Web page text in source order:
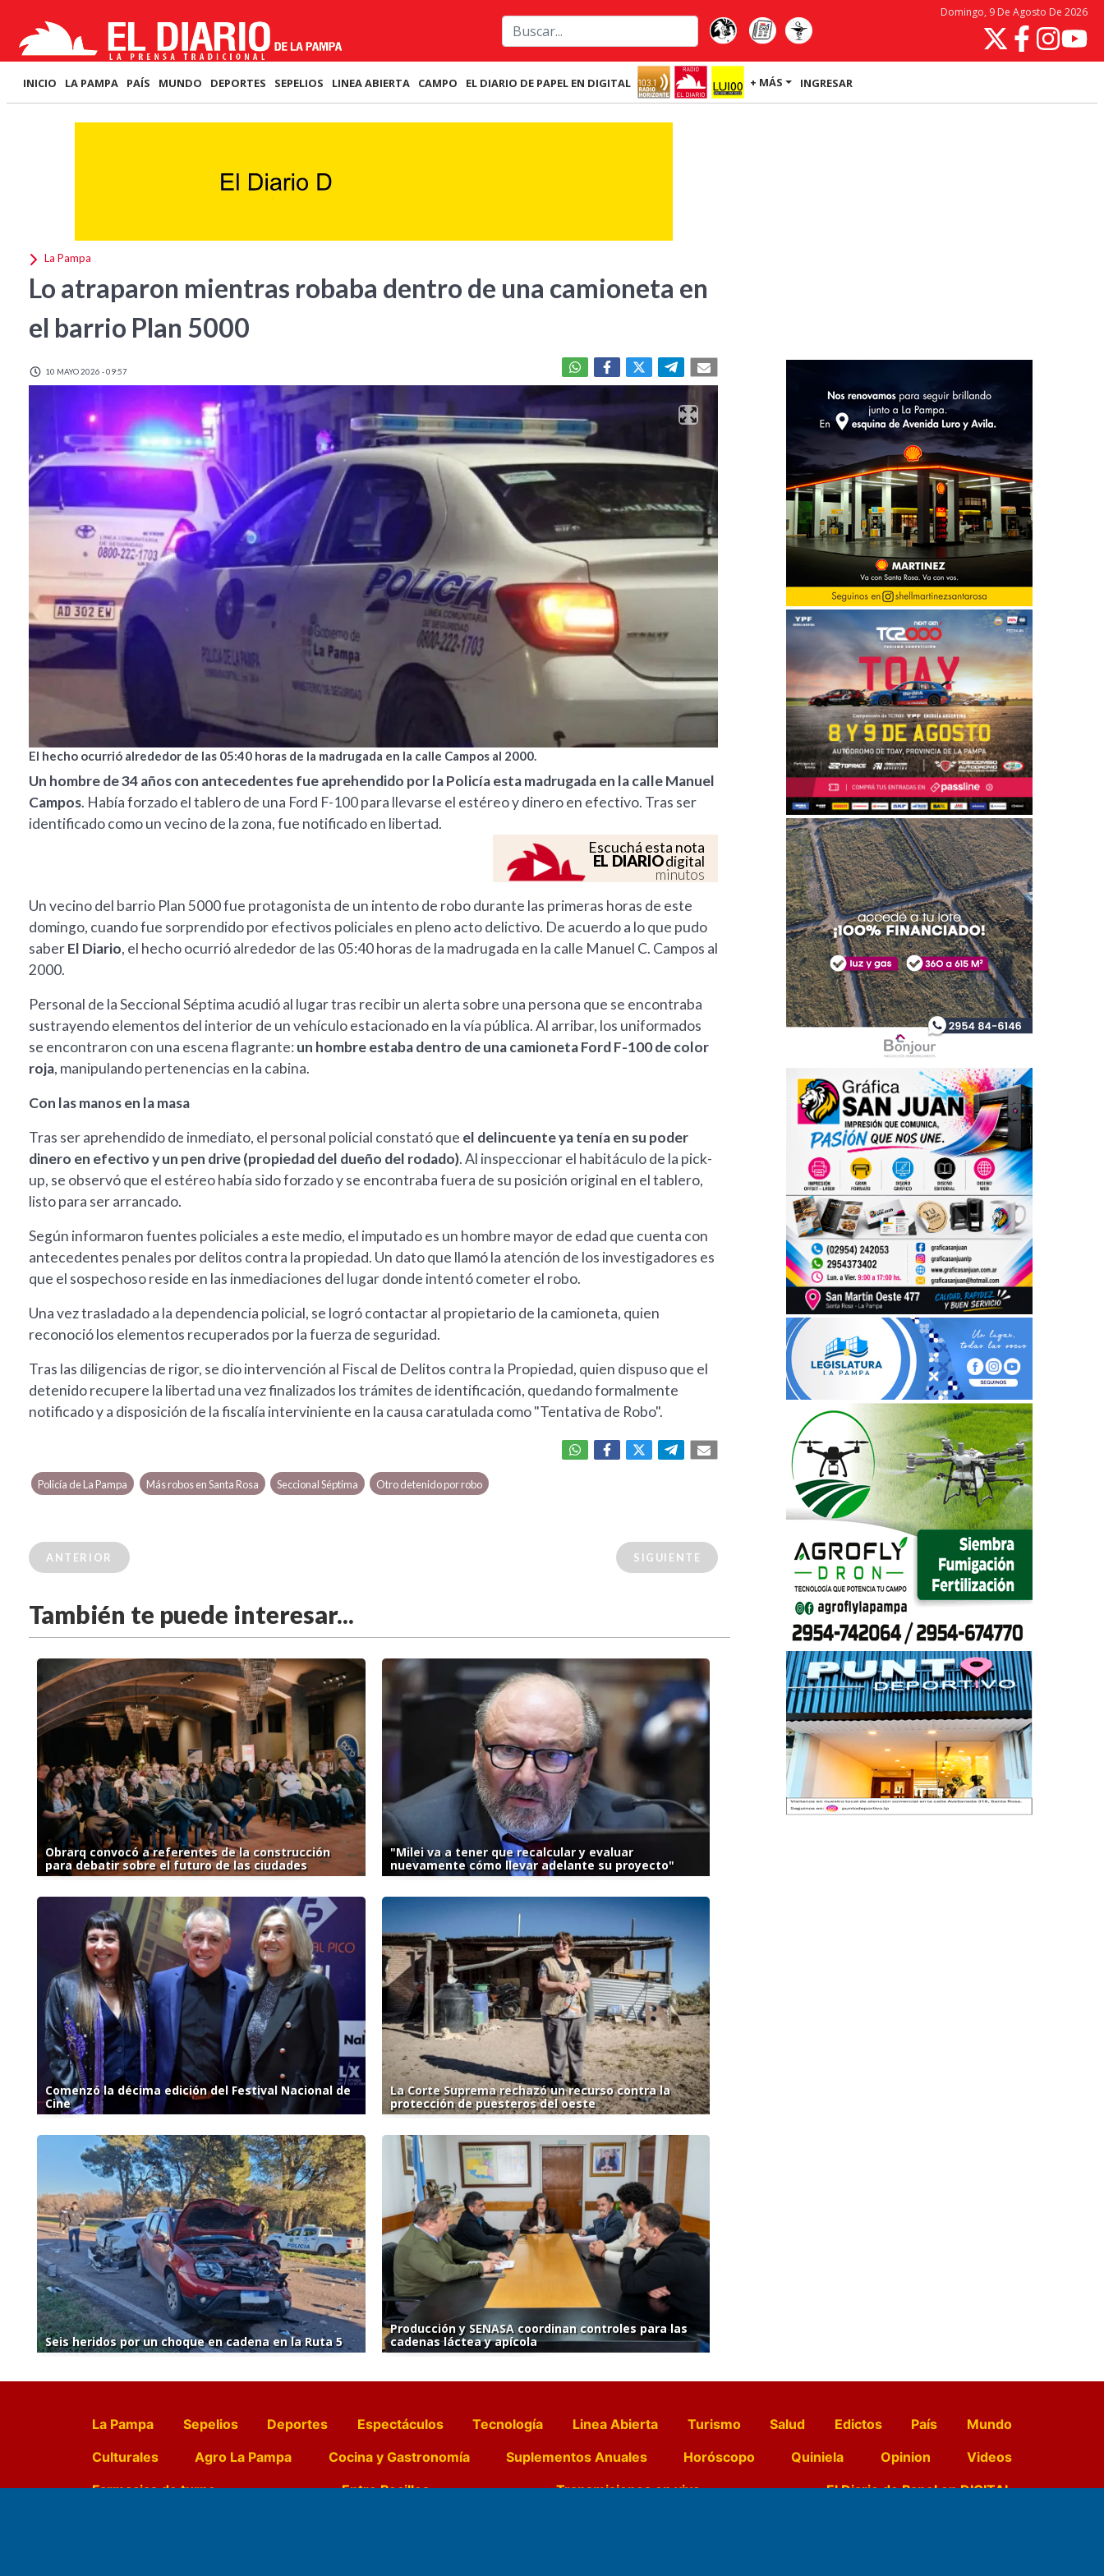
Domingo, 9 De Agosto De 2026
INICIO LA PAMPA PAÍS MUNDO DEPORTES SEPELIOS LINEA ABIERTA CAMPO EL DIARIO DE PAPEL EN DIGITAL + MÁS INGRESAR
La Pampa
Lo atraparon mientras robaba dentro de una camioneta en
el barrio Plan 5000
10 MAYO 2026 - 09:57
El hecho ocurrió alrededor de las 05:40 horas de la madrugada en la calle Campos al 2000.
Un hombre de 34 años con antecedentes fue aprehendido por la Policía esta madrugada en la calle Manuel
Campos. Había forzado el tablero de una Ford F-100 para llevarse el estéreo y dinero en efectivo. Tras ser
identificado como un vecino de la zona, fue notificado en libertad.
Escuchá esta nota
EL DIARIOdigital
minutos
Un vecino del barrio Plan 5000 fue protagonista de un intento de robo durante las primeras horas de este
domingo, cuando fue sorprendido por efectivos policiales en pleno acto delictivo. De acuerdo a lo que pudo
saberEl Diario, el hecho ocurrió alrededor de las 05:40 horas de la madrugada en la calle Manuel C. Campos al
2000.
Personal de la Seccional Séptima acudió al lugar tras recibir un alerta sobre una persona que se encontraba
sustrayendo elementos del interior de un vehículo estacionado en la vía pública. Al arribar, los uniformados
se encontraron con una escena flagrante:un hombre estaba dentro de una camioneta Ford F-100 de color
roja, manipulando pertenencias en la cabina.
Con las manos en la masa
Tras ser aprehendido de inmediato, el personal policial constató que el delincuente ya tenía en su poder
dinero en efectivo y un pen drive (propiedad del dueño del rodado). Al inspeccionar el habitáculo de la pick-
up, se observó que el estéreo había sido forzado y se encontraba fuera de su posición original en el tablero,
listo para ser arrancado.
Según informaron fuentes policiales a este medio, el imputado es un hombre mayor de edad que cuenta con
antecedentes penales por delitos contra la propiedad. Un dato que llamó la atención de los investigadores es
que el sospechoso reside en las inmediaciones del lugar donde intentó cometer el robo.
Una vez trasladado a la dependencia policial, se logró contactar al propietario de la camioneta, quien
reconoció los elementos recuperados por la fuerza de seguridad.
Tras las diligencias de rigor, se dio intervención al Fiscal de Delitos contra la Propiedad, quien dispuso que el
detenido recupere la libertad una vez finalizados los trámites de identificación, quedando formalmente
notificado y a disposición de la fiscalía interviniente en la causa caratulada como "Tentativa de Robo".
Policía de La Pampa Más robos en Santa Rosa Seccional Séptima Otro detenido por robo
ANTERIOR SIGUIENTE
También te puede interesar...
Obrarq convocó a referentes de la construcción
para debatir sobre el futuro de las ciudades
"Milei va a tener que recalcular y evaluar
nuevamente cómo llevar adelante su proyecto"
Comenzó la décima edición del Festival Nacional de
Cine
La Corte Suprema rechazó un recurso contra la
protección de puesteros del oeste
Seis heridos por un choque en cadena en la Ruta 5
Producción y SENASA coordinan controles para las
cadenas láctea y apícola
La Pampa Sepelios Deportes Espectáculos Tecnología Linea Abierta Turismo Salud Edictos País
Mundo
Culturales
Agro La Pampa Cocina y Gastronomía Suplementos Anuales Horóscopo Quiniela Opinion
Videos
Farmacias de turno
Entre Pocillos Transmisiones en vivo El Diario de Papel en DIGITAL